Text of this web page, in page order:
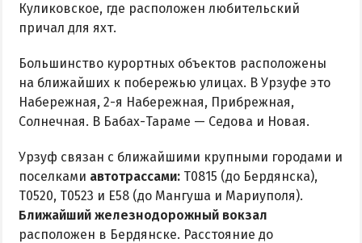
Отдых на майские праздники
Куликовское, где расположен любительский
причал для яхт.
Большинство курортных объектов расположены
на ближайших к побережью улицах. В Урзуфе это
Набережная, 2-я Набережная, Прибрежная,
Солнечная. В Бабах-Тараме — Седова и Новая.
Урзуф связан с ближайшими крупными городами и
поселками автотрассами: Т0815 (до Бердянска),
Т0520, Т0523 и Е58 (до Мангуша и Мариуполя).
Ближайший железнодорожный вокзал
расположен в Бердянске. Расстояние до